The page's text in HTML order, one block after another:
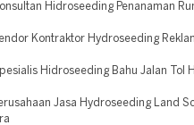
Hidroseeding Penanaman
Kontraktor Hydroseeding
Hidroseeding Bahu Jalan Tol
Jasa Hydroseeding Land